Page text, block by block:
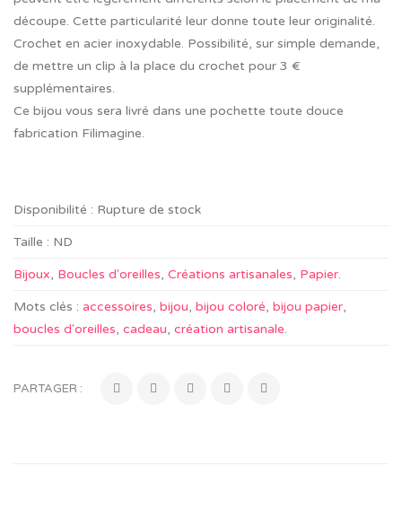
découpe. Cette particularité leur donne toute leur originalité.
Crochet en acier inoxydable. Possibilité, sur simple demande,
de mettre un clip à la place du crochet pour 3 €
supplémentaires.
Ce bijou vous sera livré dans une pochette toute douce
fabrication Filimagine.
Disponibilité : Rupture de stock
Taille : ND
Bijoux, Boucles d'oreilles, Créations artisanales, Papier.
Mots clés : accessoires, bijou, bijou coloré, bijou papier,
boucles d'oreilles, cadeau, création artisanale.
PARTAGER :